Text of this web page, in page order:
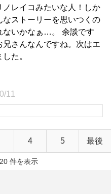
ノレイコみたいな人！しか
なストーリーを思いつくの
ないかなぁ…。 余談です
さんなんですね。次はエ
た。
11
4 5 最後
件を表示